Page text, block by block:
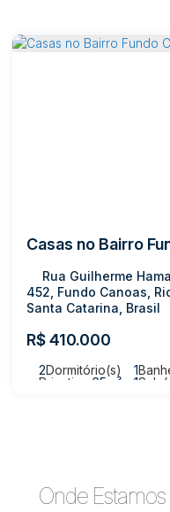
R$410.000
Rua Guilherme
452, Fundo Canoas,
Santa Catarina, Brasil
2Dormitório(s) 1
Privativo: 65m² 1
Onde Estamos